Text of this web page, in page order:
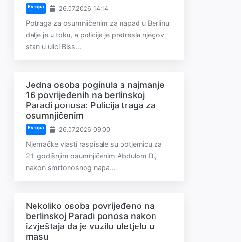
Evropa 26.07.2026 14:14
Potraga za osumnjičenim za napad u Berlinu i
dalje je u toku, a policija je pretresla njegov
stan u ulici Biss...
Jedna osoba poginula a najmanje
16 povrijeđenih na berlinskoj
Paradi ponosa: Policija traga za
osumnjičenim
Evropa 26.07.2026 09:00
Njemačke vlasti raspisale su potjernicu za
21-godišnjim osumnjičenim Abdulom B.,
nakon smrtonosnog napa...
Nekoliko osoba povrijeđeno na
berlinskoj Paradi ponosa nakon
izvještaja da je vozilo uletjelo u
masu